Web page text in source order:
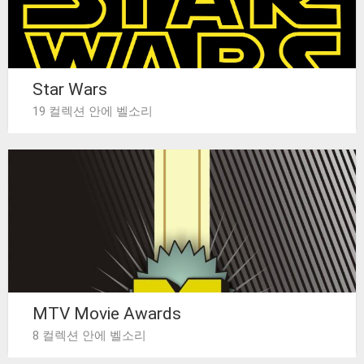
Star Wars
19 컬렉션 안에 벨소리
MTV Movie Awards
8 컬렉션 안에 벨소리